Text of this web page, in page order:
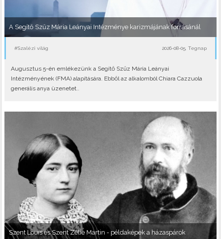
A Segítő Szűz Mária Leányai Intézménye karizmájának forrásánál
#Szalézi világ 2026-08-05, Tegnap
Augusztus 5-én emlékezünk a Segítő Szűz Mária Leányai
Intézményének (FMA) alapítására. Ebből az alkalomból Chiara Cazzuola
generális anya üzenetet..
Szent Louis és Szent Zélie Martin - példaképek a házaspárok